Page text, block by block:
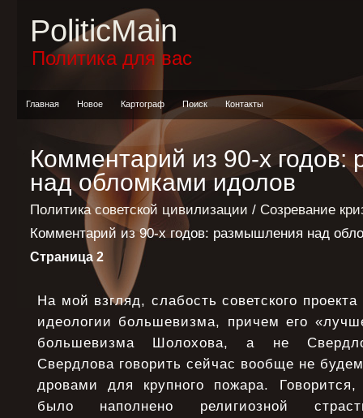
PoliticMain
Политика для вас
Главная Новое Картограф Поиск Контакты
Комментарий из 90-х
над обломками идолов
Политика советской цивилизации / Созревание
Комментарий из 90-х годов: размышления над
Страница 2
На мой взгляд, слабость советского
идеологии большевизма, причем его
большевизма Шолохова, а не
Свердлова говорить сейчас вообще не
дровами для крупного пожара.
было наполнено религиозной